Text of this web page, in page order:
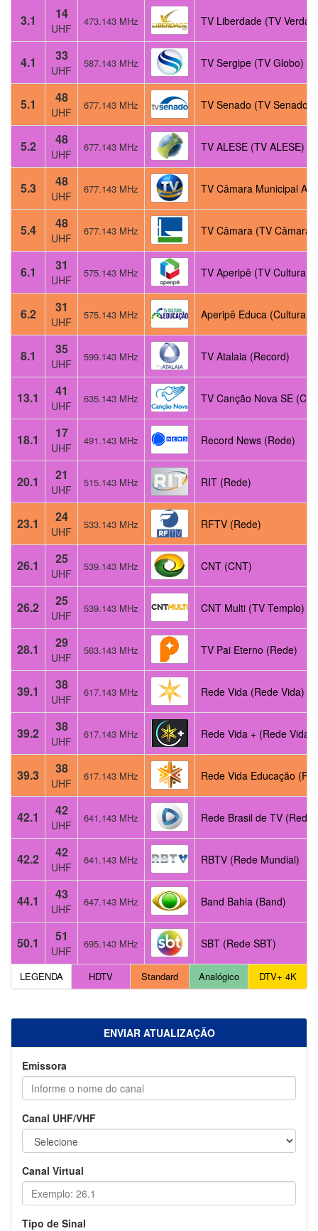
3.1 14
UHF
473.143 MHz TV Liberdade (TV
4.1 33
UHF
587.143 MHz TV Sergipe (TV Globo)
5.1 48
UHF
677.143 MHz TV Senado (TV Senado)
5.2 48
UHF
677.143 MHz TV ALESE (TV ALESE)
5.3 48
UHF
677.143 MHz TV Câmara Municipal
5.4 48
UHF
677.143 MHz TV Câmara (TV Câmara)
6.1 31
UHF
575.143 MHz TV Aperipê (TV Cultura)
6.2 31
UHF
575.143 MHz Aperipê Educa (Cultura
8.1 35
UHF
599.143 MHz TV Atalaia (Record)
13.1 41
UHF
635.143 MHz TV Canção Nova SE
18.1 17
UHF
491.143 MHz Record News (Rede)
20.1 21
UHF
515.143 MHz RIT (Rede)
23.1 24
UHF
533.143 MHz RFTV (Rede)
26.1 25
UHF
539.143 MHz CNT (CNT)
26.2 25
UHF
539.143 MHz CNT Multi (TV Templo)
28.1 29
UHF
563.143 MHz TV Pai Eterno (Rede)
39.1 38
UHF
617.143 MHz Rede Vida (Rede Vida)
39.2 38
UHF
617.143 MHz Rede Vida + (Rede Vida)
39.3 38
UHF
617.143 MHz Rede Vida Educação
42.1 42
UHF
641.143 MHz Rede Brasil de TV (Rede)
42.2 42
UHF
641.143 MHz RBTV (Rede Mundial)
44.1 43
UHF
647.143 MHz Band Bahia (Band)
50.1 51
UHF
695.143 MHz SBT (Rede SBT)
LEGENDA HDTV Standard Analógico DTV+ 4K
ENVIAR ATUALIZAÇÃO
Emissora
Canal UHF/VHF
Canal Virtual
Tipo de Sinal